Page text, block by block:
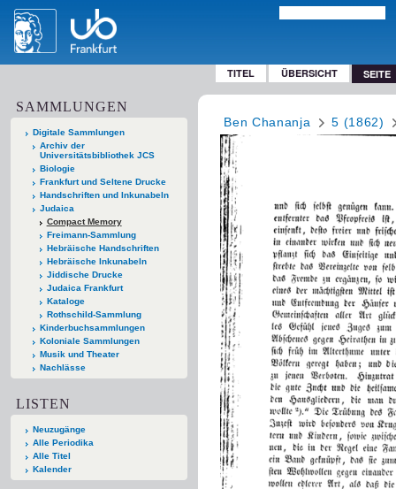
TITEL ÜBERSICHT SEITE
SAMMLUNGEN
Digitale Sammlungen
Archiv der
Universitätsbibliothek JCS
Biologie
Frankfurt und Seltene Drucke
Handschriften und Inkunabeln
Judaica
Compact Memory
Freimann-Sammlung
Hebräische Handschriften
Hebräische Inkunabeln
Jiddische Drucke
Judaica Frankfurt
Kataloge
Rothschild-Sammlung
Kinderbuchsammlungen
Koloniale Sammlungen
Musik und Theater
Nachlässe
LISTEN
Neuzugänge
Alle Periodika
Alle Titel
Kalender
Ben Chananja 5 (1862)